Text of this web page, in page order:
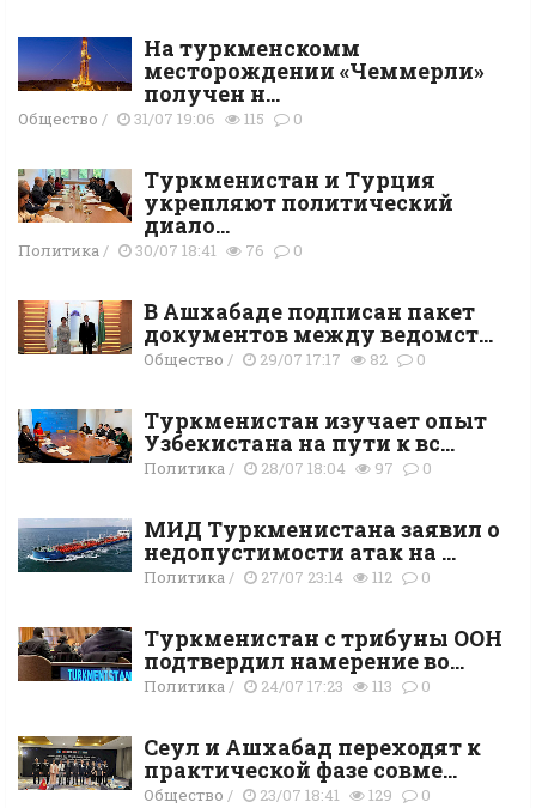
На туркменскомм
месторождении «Чеммерли»
получен н...
Общество / 31/07 19:06 115 0
Туркменистан и Турция
укрепляют политический
диало...
Политика/ 30/07 18:41 76 0
В Ашхабаде подписан пакет
документов между ведомст...
Общество / 29/07 17:17 82 0
Туркменистан изучает опыт
Узбекистана на пути к вс...
Политика/ 28/07 18:04 97 0
МИД Туркменистана заявил о
недопустимости атак на ...
Политика/ 27/07 23:14 112 0
Туркменистан с трибуны ООН
подтвердил намерение во...
Политика/ 24/07 17:23 113 0
Сеул и Ашхабад переходят к
практической фазе совме...
Общество / 23/07 18:41 129 0